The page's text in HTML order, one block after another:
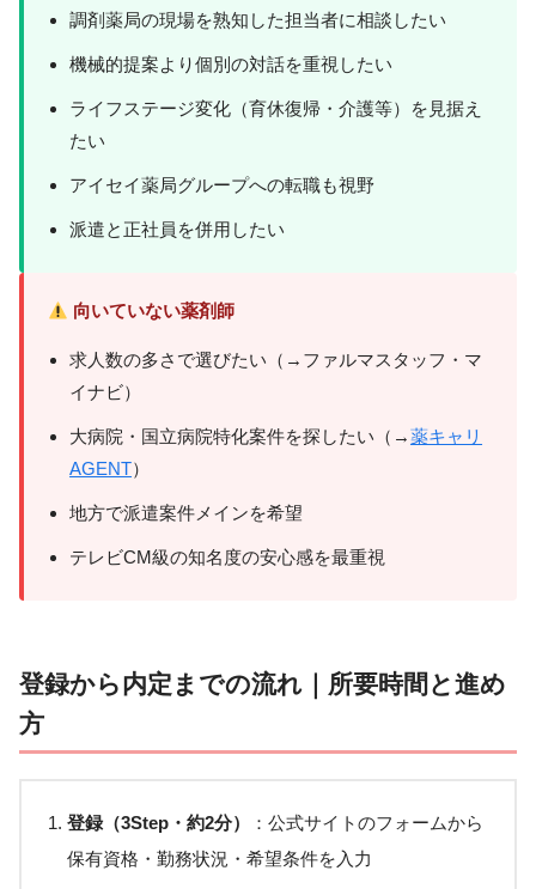
調剤薬局の現場を熟知した担当者に相談したい
機械的提案より個別の対話を重視したい
ライフステージ変化（育休復帰・介護等）を見据え
たい
アイセイ薬局グループへの転職も視野
派遣と正社員を併用したい
向いていない薬剤師
求人数の多さで選びたい（→ファルマスタッフ・マ
イナビ）
大病院・国立病院特化案件を探したい（→薬キャリ
AGENT）
地方で派遣案件メインを希望
テレビCM級の知名度の安心感を最重視
登録から内定までの流れ｜所要時間と進め
方
登録（3Step・約2分）
：公式サイトのフォームから
保有資格・勤務状況・希望条件を入力